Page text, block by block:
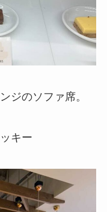
ジのソファ席。
キー